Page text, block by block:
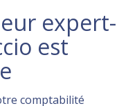
expert-
est
comptabilité